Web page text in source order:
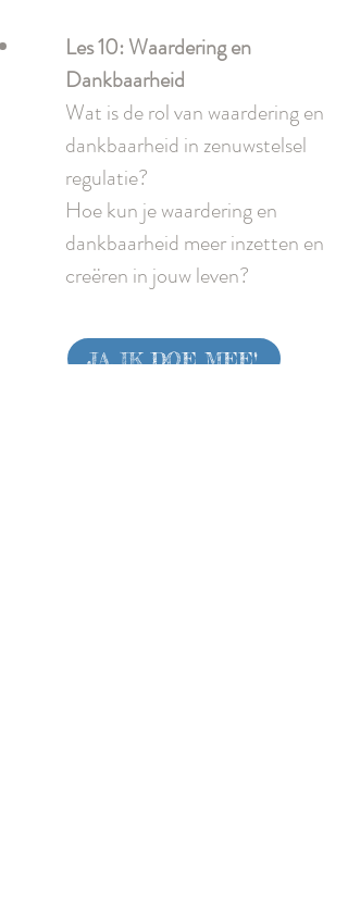
Les 10: Waardering en
Dankbaarheid
Wat is de rol van waardering en
dankbaarheid in zenuwstelsel
regulatie?
Hoe kun je waardering en
dankbaarheid meer inzetten en
creëren in jouw leven?
JA, IK DOE MEE!